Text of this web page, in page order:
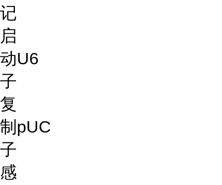
记
启
动
子
U6
复
制
子
pUC
感